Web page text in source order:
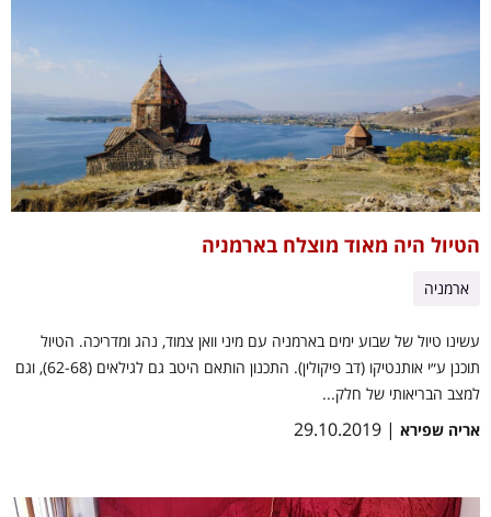
הטיול היה מאוד מוצלח בארמניה
ארמניה
עשינו טיול של שבוע ימים בארמניה עם מיני וואן צמוד, נהג ומדריכה. הטיול
תוכנן ע״י אותנטיקו (דב פיקולין). התכנון הותאם היטב גם לגילאים (62-68), וגם
למצב הבריאותי של חלק...
אריה שפירא | 29.10.2019